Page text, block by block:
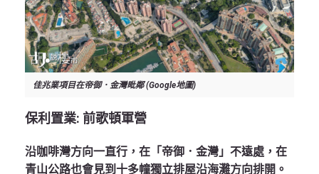
佳兆業項目在帝御．金灣毗鄰 (Google地圖)
保利置業: 前歌頓軍營
沿咖啡灣方向一直行，在「帝御．金灣」不遠處，在
青山公路也會見到十多幢獨立排屋沿海灘方向排開。